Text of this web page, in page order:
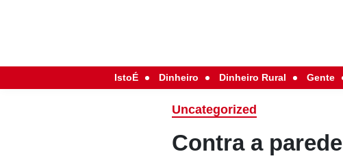
IstoÉ Dinheiro Dinheiro Rural Gente
Uncategorized
Contra a parede